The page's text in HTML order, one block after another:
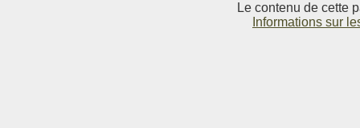
Le contenu de cette
Informations sur